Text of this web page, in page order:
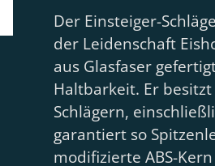
Der Einsteiger-
der Leidenschaft
aus Glasfaser
Haltbarkeit. Er
Schlägern,
garantiert so
modifizierte ABS-